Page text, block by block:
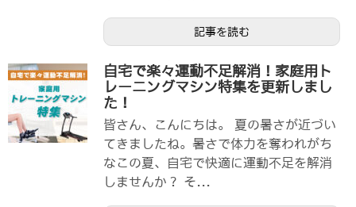
記事を読む
自宅で楽々運動不足解消！家庭用ト
レーニングマシン特集を更新しまし
た！
皆さん、こんにちは。 夏の暑さが近づい
てきましたね。暑さで体力を奪われがち
なこの夏、自宅で快適に運動不足を解消
しませんか？ そ...